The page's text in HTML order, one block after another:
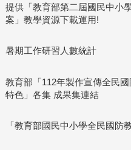
提供「教育部第二屆國民中小
案」教學資源下載運用!
暑期工作研習人數統計
教育部「112年製作宣傳全民
特色」各集 成果集連結
「教育部國民中小學全民國防